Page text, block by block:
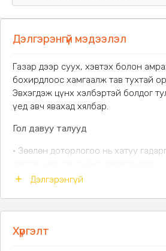
Дэлгэрэнгүй мэдээлэл
Газар дээр суух, хэвтэх болон
бохирдлоос хамгаалж тав тухтай
Эвхэгдэж цүнх хэлбэртэй болдог
үед авч явахад хялбар.
Гол давуу талууд
• Зөөлөн доторлогоо нь хатуу
• Ус, чийг болон бохирдлоос
гадаа ашиглахад тохиромжтой.
тээвэрлэхэд хялбар.
Дэлгэрэнгүй
Хүргэлт